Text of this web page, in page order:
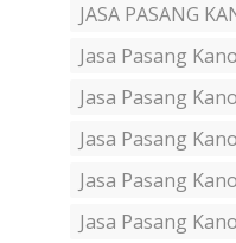
JASA PASANG
Jasa Pasang
Jasa Pasang
Jasa Pasang
Jasa Pasang
Jasa Pasang